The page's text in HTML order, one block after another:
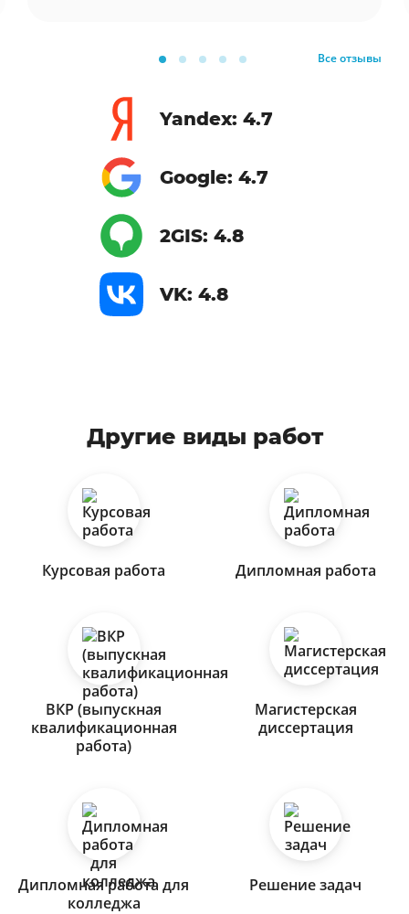
Все отзывы
Yandex: 4.7
Google: 4.7
2GIS: 4.8
VK: 4.8
Другие виды работ
Курсовая работа Дипломная работа
ВКР (выпускная
квалификационная
работа)
Магистерская
диссертация
Дипломная работа для
колледжа
Решение задач